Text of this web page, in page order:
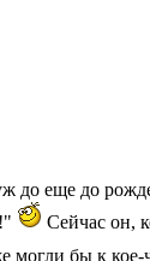
еще до
Сейчас он,
бы к кое-